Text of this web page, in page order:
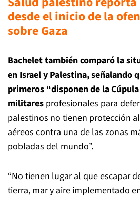
desde el inicio de la
sobre Gaza
Bachelet también comparó la
en Israel y Palestina, señalando
primeros “disponen de la
militares profesionales para
palestinos no tienen protección
aéreos contra una de las zonas
pobladas del mundo”.
“No tienen lugar al que escapar
tierra, mar y aire implementado